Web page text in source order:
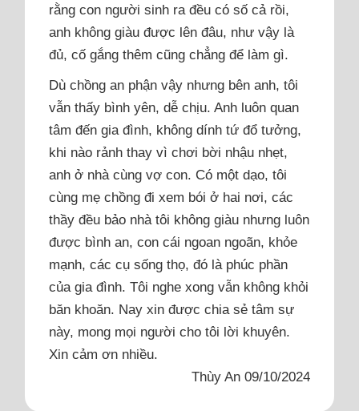
rằng con người sinh ra đều có số cả rồi,
anh không giàu được lên đâu, như vậy là
đủ, cố gắng thêm cũng chẳng để làm gì.
Dù chồng an phận vậy nhưng bên anh, tôi
vẫn thấy bình yên, dễ chịu. Anh luôn quan
tâm đến gia đình, không dính tứ đổ tưởng,
khi nào rảnh thay vì chơi bời nhậu nhẹt,
anh ở nhà cùng vợ con. Có một dạo, tôi
cùng mẹ chồng đi xem bói ở hai nơi, các
thầy đều bảo nhà tôi không giàu nhưng luôn
được bình an, con cái ngoan ngoãn, khỏe
mạnh, các cụ sống thọ, đó là phúc phần
của gia đình. Tôi nghe xong vẫn không khỏi
băn khoăn. Nay xin được chia sẻ tâm sự
này, mong mọi người cho tôi lời khuyên.
Xin cảm ơn nhiều.
Thùy An 09/10/2024